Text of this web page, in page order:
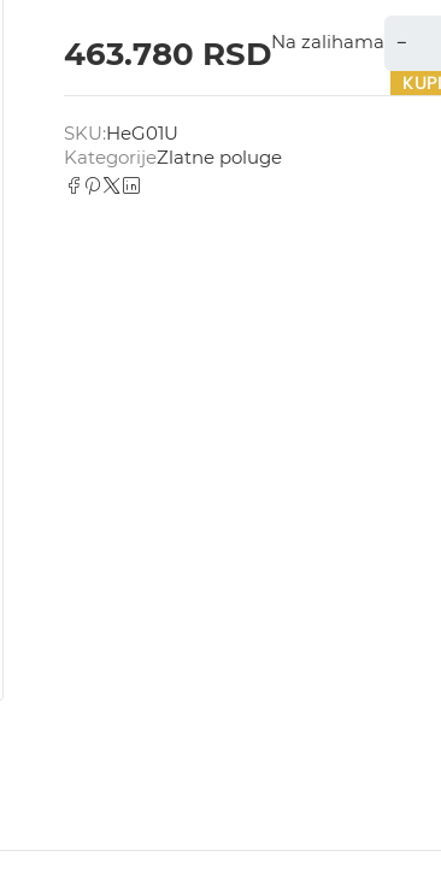
463.780 RSDNa zalihama
SKU:HeG01U
KategorijeZlatne poluge